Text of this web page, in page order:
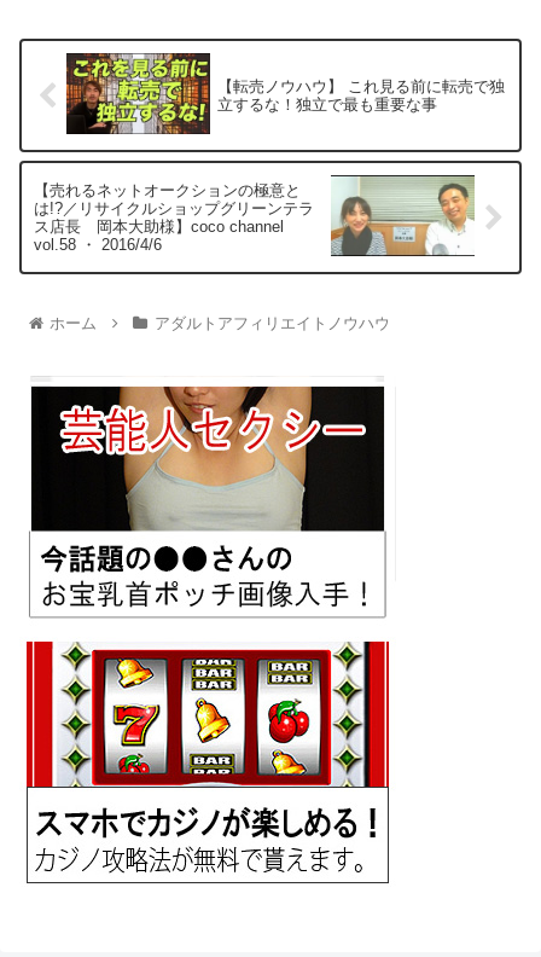
【転売ノウハウ】 これ見る前に転売で独
立するな！独立で最も重要な事
【売れるネットオークションの極意と
は!?／リサイクルショップグリーンテラ
ス店長 岡本大助様】coco channel
vol.58 ・ 2016/4/6
ホーム アダルトアフィリエイトノウハウ